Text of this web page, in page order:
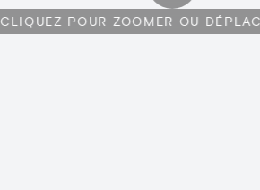
CLIQUEZ POUR ZOOMER OU